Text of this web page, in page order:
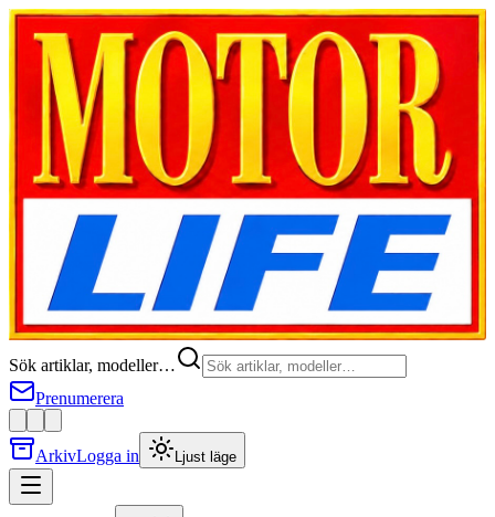
Sök artiklar, modeller…
Prenumerera
ArkivLogga in Ljust läge